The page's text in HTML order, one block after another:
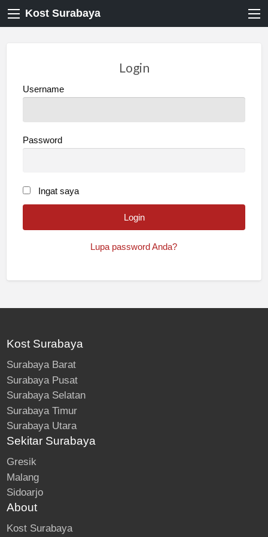
Kost Surabaya
Login
Username
Password
Ingat saya
Lupa password Anda?
Kost Surabaya
Surabaya Barat
Surabaya Pusat
Surabaya Selatan
Surabaya Timur
Surabaya Utara
Sekitar Surabaya
Gresik
Malang
Sidoarjo
About
Kost Surabaya